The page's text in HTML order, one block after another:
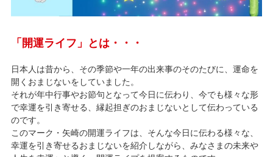
「開運ライフ」とは・・・
日本人は昔から、その季節や一年の出来事のそのたびに、運命を
開くおまじないをしていました。
それが年中行事やお節句となって今日に伝わり、今でも様々な形
で幸運を引き寄せる、縁起担ぎのおまじないとして伝わっている
のです。
このマーク・矢崎の開運ライフは、そんな今日に伝わる様々な、
幸運を引き寄せるおまじないを紹介しながら、みなさまの未来や